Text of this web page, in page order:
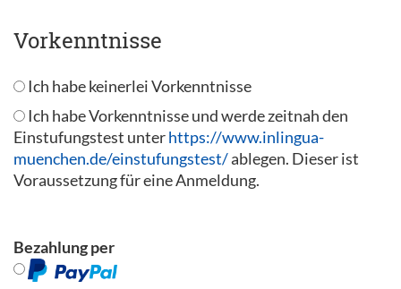
Vorkenntnisse
Ich habe keinerlei Vorkenntnisse
Ich habe Vorkenntnisse und werde zeitnah den
Einstufungstest unterhttps://www.inlingua-
muenchen.de/einstufungstest/ablegen. Dieser ist
Voraussetzung für eine Anmeldung.
Bezahlung per